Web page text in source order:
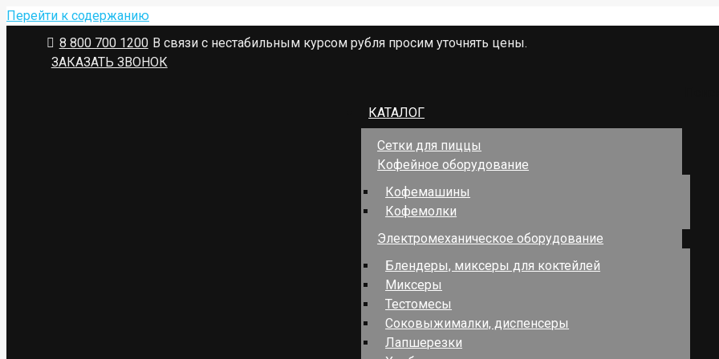
Перейти к содержанию
8 800 700 1200 В связи с нестабильным курсом рубля просим уточнять цены.
ЗАКАЗАТЬ ЗВОНОК
КАТАЛОГ
Сетки для пиццы
Кофейное оборудование
Кофемашины
Кофемолки
Электромеханическое оборудование
Блендеры, миксеры для коктейлей
Миксеры
Тестомесы
Соковыжималки, диспенсеры
Лапшерезки